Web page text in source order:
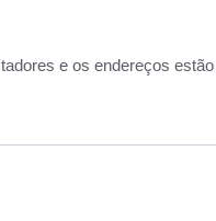
e os endereços